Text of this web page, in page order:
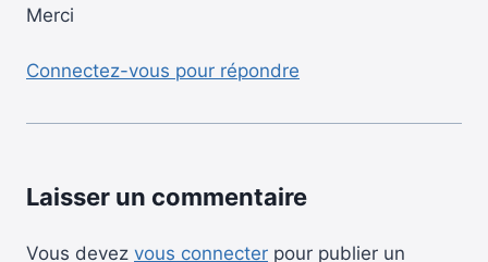
Merci
Connectez-vous pour répondre
Laisser un commentaire
Vous devez vous connecter pour publier un